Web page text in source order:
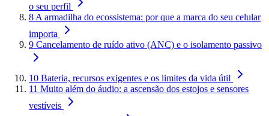
o seu perfil
8 A armadilha do ecossistema: por que a marca do seu celular
importa
9 Cancelamento de ruído ativo (ANC) e o isolamento passivo
10 Bateria, recursos exigentes e os limites da vida útil
11 Muito além do áudio: a ascensão dos estojos e sensores
vestíveis